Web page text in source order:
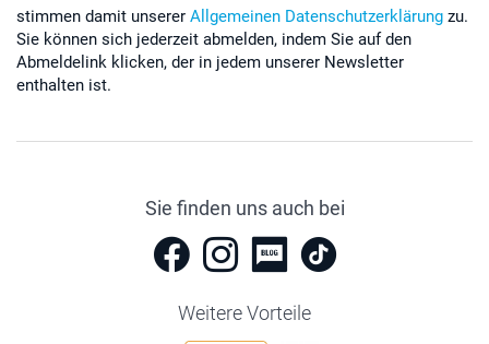
stimmen damit unserer Allgemeinen Datenschutzerklärung zu.
Sie können sich jederzeit abmelden, indem Sie auf den
Abmeldelink klicken, der in jedem unserer Newsletter
enthalten ist.
Sie finden uns auch bei
Weitere Vorteile